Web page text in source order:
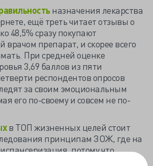
назначения лекарства
ещё треть читает отзывы о
48,5% сразу покупают
препарат, и скорее всего
При средней оценке
3,69 баллов из пяти
респондентов опросов
за своим эмоциональным
его по-своему и совсем не по-
в ТОП жизненных целей стоит
принципам ЗОЖ, где на
потому что
здоровья возложена именно